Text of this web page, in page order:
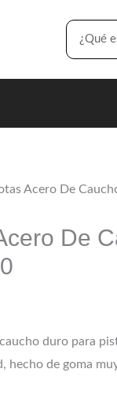
Acero De
De
duro para
hecho de goma